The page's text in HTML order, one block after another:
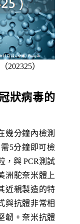
202325）
狀病毒的
幾分鐘內檢測
5分鐘即可檢
，與 PCR測試
洲駝奈米體上
近親製造的特
與抗體非常相
韌。奈米抗體